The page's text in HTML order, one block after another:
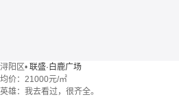
浔阳区• 联盛·白鹿广场
均价： 21000元/㎡
英雄：我去看过，很齐全。